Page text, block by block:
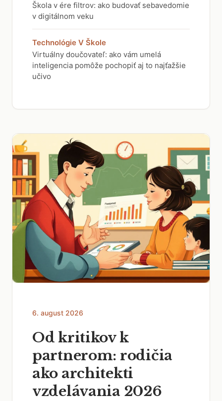
Škola v ére filtrov: ako budovať sebavedomie
v digitálnom veku
Technológie V Škole
Virtuálny doučovateľ: ako vám umelá
inteligencia pomôže pochopiť aj to najťažšie
učivo
6. august 2026
Od kritikov k
partnerom: rodičia
ako architekti
vzdelávania 2026